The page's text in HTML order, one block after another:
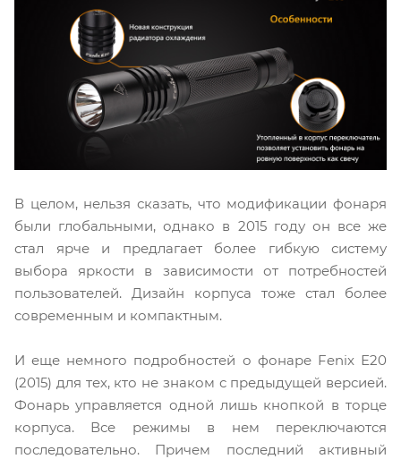
В целом, нельзя сказать, что модификации фонаря
были глобальными, однако в 2015 году он все же
стал ярче и предлагает более гибкую систему
выбора яркости в зависимости от потребностей
пользователей. Дизайн корпуса тоже стал более
современным и компактным.
И еще немного подробностей о фонаре Fenix Е20
(2015) для тех, кто не знаком с предыдущей версией.
Фонарь управляется одной лишь кнопкой в торце
корпуса. Все режимы в нем переключаются
последовательно. Причем последний активный